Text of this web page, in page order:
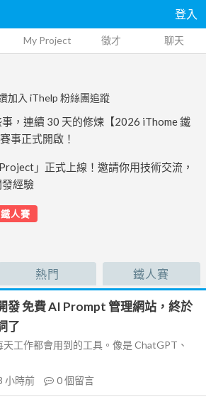
登入
My Project 徵才 聊天
加入 iThelp 粉絲團追蹤
，連續 30 天的修煉【2026 iThome 鐵
事正式開啟！
」正式上線！邀請你用技術交流，
經驗
人賽
熱門 鐵人賽
發 免費 AI Prompt 管理網站，終於
了
工作都會用到的工具。像是 ChatGPT、
小時前 0個留言